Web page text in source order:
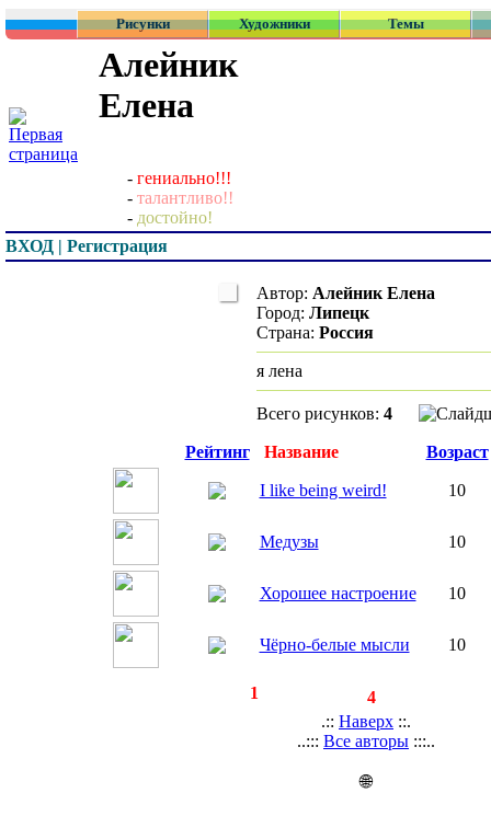
Рисунки Художники Темы
Алейник
Елена
- гениально!!!
- талантливо!!
- достойно!
ВХОД | Регистрация
Автор: Алейник Елена
Город: Липецк
Страна: Россия
я лена
Всего рисунков: 4
Рейтинг Название Возраст
I like being weird! 10
Медузы 10
Хорошее настроение 10
Чёрно-белые мысли 10
1
4
.:: Наверх ::.
..::: Все авторы :::..
🌐